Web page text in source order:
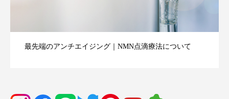
最先端のアンチエイジング｜NMN点滴療法について